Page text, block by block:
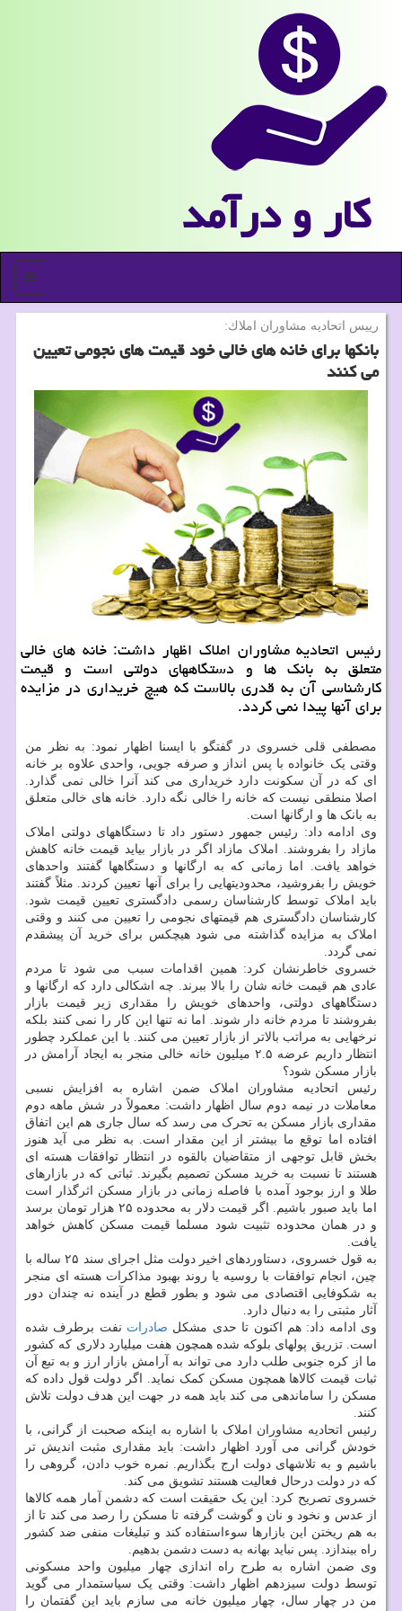
كار و درآمد
منو
رییس اتحادیه مشاوران املاك:
بانکها برای خانه های خالی خود قیمت های نجومی تعیین
می کنند
رئیس اتحادیه مشاوران املاک اظهار داشت: خانه های خالی
متعلق به بانک ها و دستگاههای دولتی است و قیمت
کارشناسی آن به قدری بالاست که هیچ خریداری در مزایده
برای آنها پیدا نمی گردد.
مصطفی قلی خسروی در گفتگو با ایسنا اظهار نمود: به نظر من
وقتی یک خانواده با پس انداز و صرفه جویی، واحدی علاوه بر خانه
ای که در آن سکونت دارد خریداری می کند آنرا خالی نمی گذارد.
اصلا منطقی نیست که خانه را خالی نگه دارد. خانه های خالی متعلق
به بانک ها و ارگانها است.
وی ادامه داد: رئیس جمهور دستور داد تا دستگاههای دولتی املاک
مازاد را بفروشند. املاک مازاد اگر در بازار بیاید قیمت خانه کاهش
خواهد یافت. اما زمانی که به ارگانها و دستگاهها گفتند واحدهای
خویش را بفروشید، محدودیتهایی را برای آنها تعیین کردند. مثلاً گفتند
باید املاک توسط کارشناسان رسمی دادگستری تعیین قیمت شود.
کارشناسان دادگستری هم قیمتهای نجومی را تعیین می کنند و وقتی
املاک به مزایده گذاشته می شود هیچکس برای خرید آن پیشقدم
نمی گردد.
خسروی خاطرنشان کرد: همین اقدامات سبب می شود تا مردم
عادی هم قیمت خانه شان را بالا ببرند. چه اشکالی دارد که ارگانها و
دستگاههای دولتی، واحدهای خویش را مقداری زیر قیمت بازار
بفروشند تا مردم خانه دار شوند. اما نه تنها این کار را نمی کنند بلکه
نرخهایی به مراتب بالاتر از بازار تعیین می کنند. با این عملکرد چطور
انتظار داریم عرضه ۲.۵ میلیون خانه خالی منجر به ایجاد آرامش در
بازار مسکن شود؟
رئیس اتحادیه مشاوران املاک ضمن اشاره به افزایش نسبی
معاملات در نیمه دوم سال اظهار داشت: معمولاً در شش ماهه دوم
مقداری بازار مسکن به تحرک می رسد که سال جاری هم این اتفاق
افتاده اما توقع ما بیشتر از این مقدار است. به نظر می آید هنوز
بخش قابل توجهی از متقاضیان بالقوه در انتظار توافقات هسته ای
هستند تا نسبت به خرید مسکن تصمیم بگیرند. ثباتی که در بازارهای
طلا و ارز بوجود آمده با فاصله زمانی در بازار مسکن اثرگذار است
اما باید صبور باشیم. اگر قیمت دلار به محدوده ۲۵ هزار تومان برسد
و در همان محدوده تثبیت شود مسلما قیمت مسکن کاهش خواهد
یافت.
به قول خسروی، دستاوردهای اخیر دولت مثل اجرای سند ۲۵ ساله با
چین، انجام توافقات با روسیه یا روند بهبود مذاکرات هسته ای منجر
به شکوفایی اقتصادی می شود و بطور قطع در آینده نه چندان دور
آثار مثبتی را به دنبال دارد.
وی ادامه داد: هم اکنون تا حدی مشکل صادرات نفت برطرف شده
است. تزریق پولهای بلوکه شده همچون هفت میلیارد دلاری که کشور
ما از کره جنوبی طلب دارد می تواند به آرامش بازار ارز و به تبع آن
ثبات قیمت کالاها همچون مسکن کمک نماید. اگر دولت قول داده که
مسکن را ساماندهی می کند باید همه در جهت این هدف دولت تلاش
کنند.
رئیس اتحادیه مشاوران املاک با اشاره به اینکه صحبت از گرانی، با
خودش گرانی می آورد اظهار داشت: باید مقداری مثبت اندیش تر
باشیم و به تلاشهای دولت ارج بگذاریم. نمره خوب دادن، گروهی را
که در دولت درحال فعالیت هستند تشویق می کند.
خسروی تصریح کرد: این یک حقیقت است که دشمن آمار همه کالاها
از عدس و نخود و نان و گوشت گرفته تا مسکن را رصد می کند تا از
به هم ریختن این بازارها سوءاستفاده کند و تبلیغات منفی ضد کشور
راه بیندازد. پس نباید بهانه به دست دشمن بدهیم.
وی ضمن اشاره به طرح راه اندازی چهار میلیون واحد مسکونی
توسط دولت سیزدهم اظهار داشت: وقتی یک سیاستمدار می گوید
من در چهار سال، چهار میلیون خانه می سازم باید این گفتمان را